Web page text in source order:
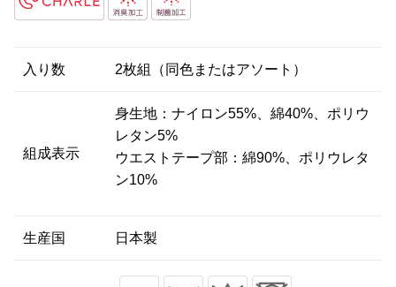
入り数 2枚組（同色またはアソート）
組成表示
身生地：ナイロン55%、綿40%、ポリウ
レタン5%
ウエストテープ部：綿90%、ポリウレタ
ン10%
生産国 日本製